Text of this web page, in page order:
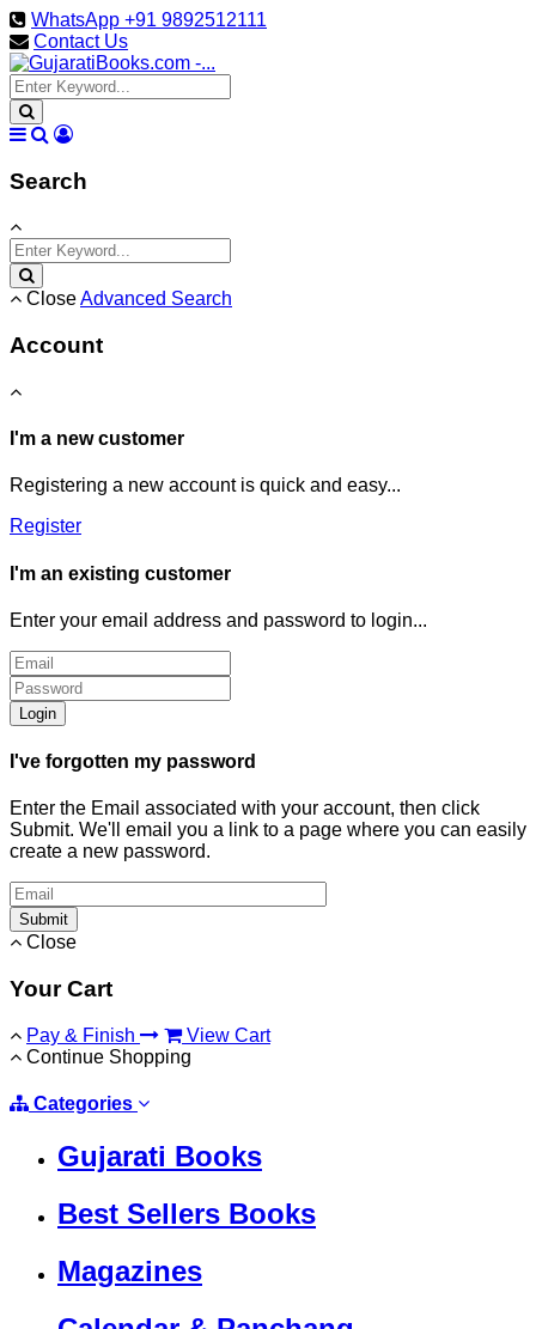
WhatsApp +91 9892512111
Contact Us
Search
CloseAdvanced Search
Account
I'm a new customer
Registering a new account is quick and easy...
Register
I'm an existing customer
Enter your email address and password to login...
Login
I've forgotten my password
Enter the Email associated with your account, then click
Submit. We'll email you a link to a page where you can easily
create a new password.
Submit
Close
Your Cart
Pay & Finish
View Cart
Continue Shopping
Categories
Gujarati Books
Best Sellers Books
Magazines